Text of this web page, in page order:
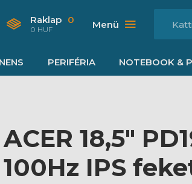
Raklap 0
0 HUF Menü
PERIFÉRIA NOTEBOOK &
ACER 18,5"
100Hz IPS